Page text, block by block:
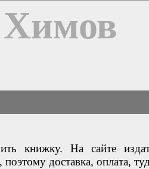
книжку. На сайте
поэтому доставка, оплата,